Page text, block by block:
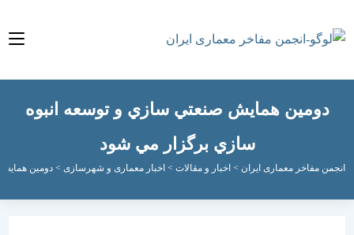
همايش صنعتي سازي و توسعه انبوه
سازي برگزار مي شود
مفاخر معماری ایران > اخبار و مقالات>اخبار معماری و شهرسازی>دومين همايش صنعتي